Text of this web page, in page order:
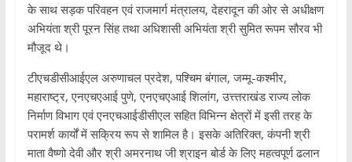
के साथ सड़क परिवहन एवं राजमार्ग मंत्रालय, देहरादून की ओर से अधीक्षण
अभियंता श्री पूरन सिंह तथा अधिशासी अभियंता श्री सुमित रूपम सौरव भी
मौजूद थे।
टीएचडीसीआईएल अरुणाचल प्रदेश, पश्चिम बंगाल, जम्मू-कश्मीर,
महाराष्ट्र, एनएचएआई पुणे, एनएचएआई शिलांग, उत्त्तराखंड राज्य लोक
निर्माण विभाग एवं एनएचआईडीसीएल सहित विभिन्न क्षेत्रों में इसी तरह के
परामर्श कार्यों में सक्रिय रूप से शामिल है। इसके अतिरिक्त, कंपनी श्री
माता वैष्णो देवी और श्री अमरनाथ जी श्राइन बोर्ड के लिए महत्वपूर्ण ढलान